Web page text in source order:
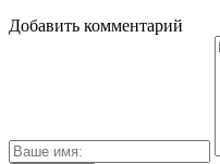
Добавить комментарий